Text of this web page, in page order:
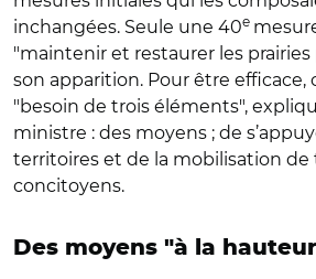
inchangées. Seule une 40e
"maintenir et restaurer les
son apparition. Pour être efficace,
"besoin de trois éléments",
ministre : des moyens ; de
territoires et de la mobilisation de
concitoyens.
Des moyens "à la